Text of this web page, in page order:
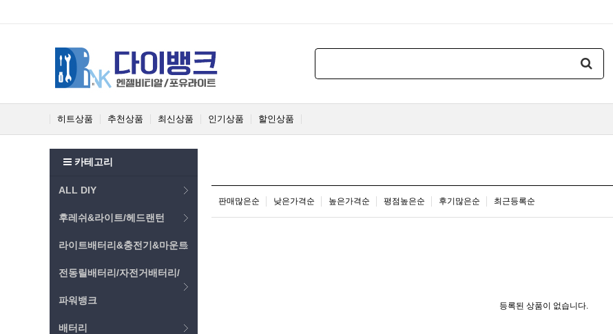
히트상품 추천상품 최신상품 인기상품 할인상품
카테고리
ALL DIY
후레쉬&라이트/헤드랜턴
라이트배터리&충전기&마운트
전동릴배터리/자전거배터리/
파워뱅크
배터리
판매많은순 낮은가격순 높은가격순 평점높은순 후기많은순 최근등록순
등록된 상품이 없습니다.